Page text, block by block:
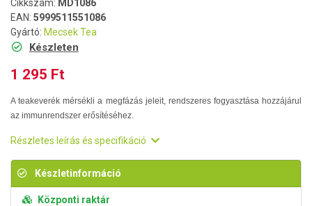
Cikkszám: MD1086
EAN: 5999511551086
Gyártó: Mecsek Tea
Készleten
1 295 Ft
A teakeverék mérsékli a megfázás jeleit, rendszeres fogyasztása hozzájárul
az immunrendszer erősítéséhez.
Részletes leírás és specifikáció
Készletinformáció
Központi raktár